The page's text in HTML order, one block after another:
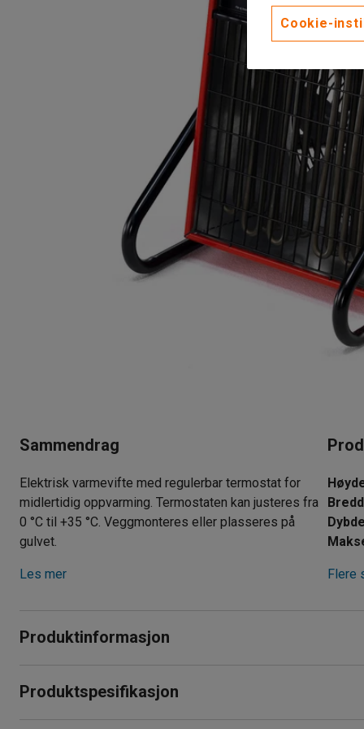
Sammendrag
Elektrisk varmevifte med regulerbar termostat for
midlertidig oppvarming. Termostaten kan justeres fra
0 °C til +35 °C. Veggmonteres eller plasseres på
gulvet.
Les mer
Dybde
Flere
Produktinformasjon
luften som kommer inn, og dette gir høy nøyaktighet.
Produktspesifikasjon
Cookie-